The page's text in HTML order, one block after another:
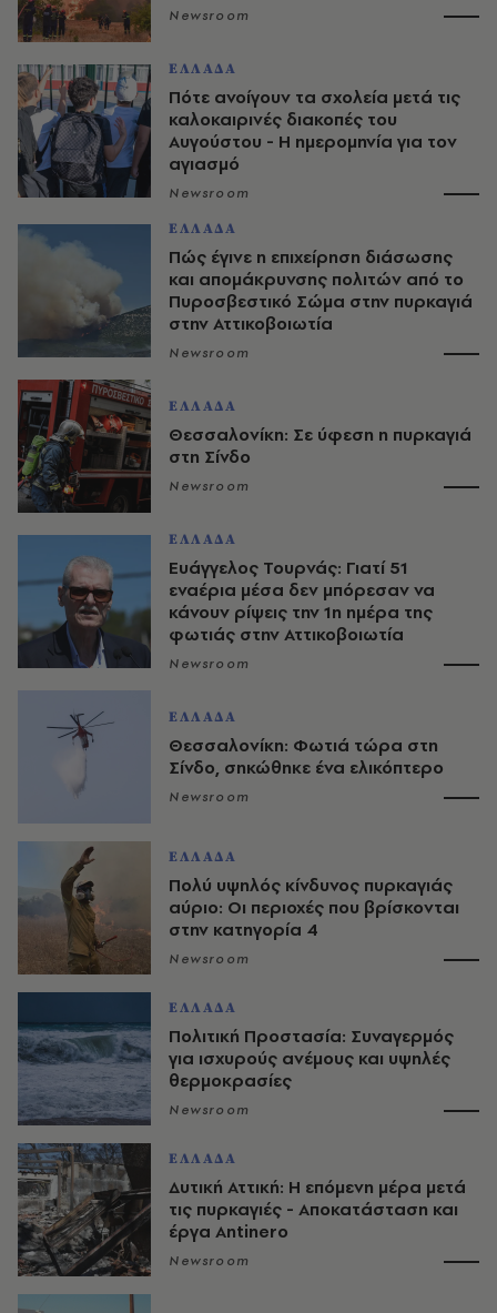
Newsroom
ΕΛΛΑΔΑ
Πότε ανοίγουν τα σχολεία μετά τις
καλοκαιρινές διακοπές του
Αυγούστου - Η ημερομηνία για τον
αγιασμό
Newsroom
ΕΛΛΑΔΑ
Πώς έγινε η επιχείρηση διάσωσης
και απομάκρυνσης πολιτών από το
Πυροσβεστικό Σώμα στην πυρκαγιά
στην Αττικοβοιωτία
Newsroom
ΕΛΛΑΔΑ
Θεσσαλονίκη: Σε ύφεση η πυρκαγιά
στη Σίνδο
Newsroom
ΕΛΛΑΔΑ
Ευάγγελος Τουρνάς: Γιατί 51
εναέρια μέσα δεν μπόρεσαν να
κάνουν ρίψεις την 1η ημέρα της
φωτιάς στην Αττικοβοιωτία
Newsroom
ΕΛΛΑΔΑ
Θεσσαλονίκη: Φωτιά τώρα στη
Σίνδο, σηκώθηκε ένα ελικόπτερο
Newsroom
ΕΛΛΑΔΑ
Πολύ υψηλός κίνδυνος πυρκαγιάς
αύριο: Οι περιοχές που βρίσκονται
στην κατηγορία 4
Newsroom
ΕΛΛΑΔΑ
Πολιτική Προστασία: Συναγερμός
για ισχυρούς ανέμους και υψηλές
θερμοκρασίες
Newsroom
ΕΛΛΑΔΑ
Δυτική Αττική: Η επόμενη μέρα μετά
τις πυρκαγιές - Αποκατάσταση και
έργα Antinero
Newsroom